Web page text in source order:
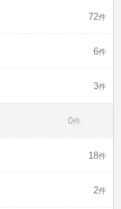
72件
6件
3件
0件
18件
2件